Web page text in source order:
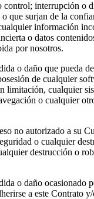
control; interrupción o
que surjan de la
información
o datos
por nosotros.
o daño que pueda
de cualquier
limitación, cualquier
o cualquier
no autorizado a su
o cualquier
destrucción o
o daño ocasionado
a este Contrato